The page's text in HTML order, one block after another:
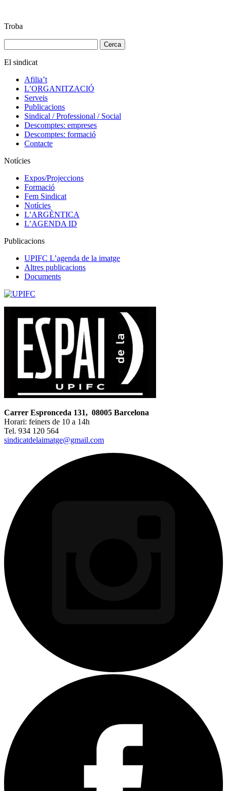
Troba
El sindicat
Afilia’t
L’ORGANITZACIÓ
Serveis
Publicacions
Sindical / Professional / Social
Descomptes: empreses
Descomptes: formació
Contacte
Notícies
Expos/Projeccions
Formació
Fem Sindicat
Notícies
L’ARGÈNTICA
L’AGENDA ID
Publicacions
UPIFC L’agenda de la imatge
Altres publicacions
Documents
Carrer Espronceda 131, 08005 Barcelona
Horari: feiners de 10 a 14h
Tel. 934 120 564
sindicatdelaimatge@gmail.com